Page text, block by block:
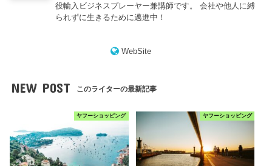
役輸入ビジネスプレーヤー兼講師です。 会社や他人に縛
られずに生きるために邁進中！
WebSite
NEW POST このライターの最新記事
ヤフーショッピング ヤフーショッピング